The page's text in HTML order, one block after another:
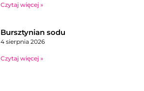
Czytaj więcej »
Bursztynian sodu
4 sierpnia 2026
Czytaj więcej »